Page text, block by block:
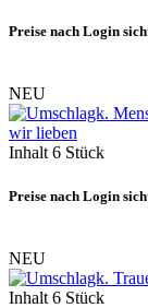
Preise nach Login
NEU
wir lieben
Inhalt 6 Stück
Preise nach Login
NEU
Inhalt 6 Stück